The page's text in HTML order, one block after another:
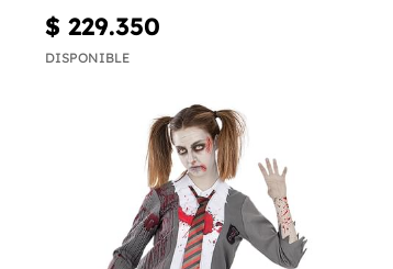
$ 229.350
DISPONIBLE